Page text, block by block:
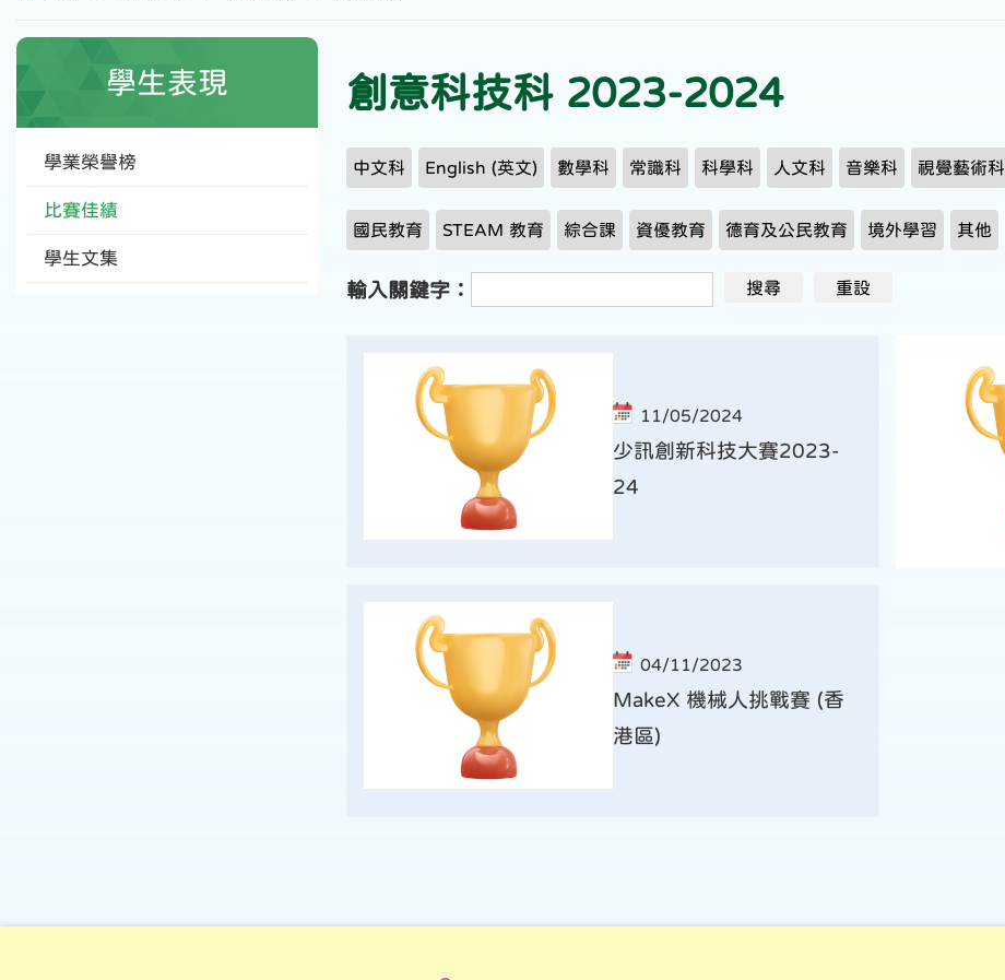
創意科技科 2023-2024
中文科 English (英文) 數學科 常識科 科學科 人文科 音樂科 視覺藝術科
國民教育 STEAM 教育 綜合課 資優教育 德育及公民教育 境外學習 其他
輸入關鍵字：
11/05/2024
少訊創新科技大賽2023-
24
04/11/2023
MakeX 機械人挑戰賽 (香
港區)
學生表現
學業榮譽榜
比賽佳績
學生文集